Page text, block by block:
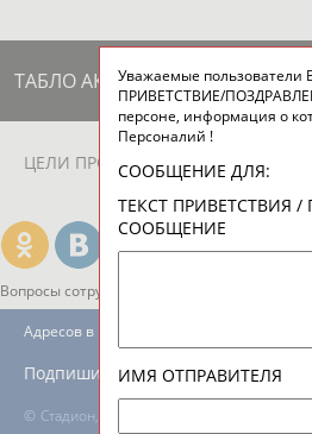
ТАБЛО АКТИВНОСТИ
ЦЕЛИ ПРОЕКТА КОНТАКТЫ
Вопросы сотрудничества и совместной
© Стадион, 1998-2026
Адресов в новостной рассылке: 996
Подпишись
Уважаемые пользователи
ПРИВЕТСТВИЕ/
персоне, информация о
Персоналий !
СООБЩЕНИЕ ДЛЯ:
ТЕКСТ ПРИВЕТСТВИЯ
СООБЩЕНИЕ
ИМЯ ОТПРАВИТЕЛЯ